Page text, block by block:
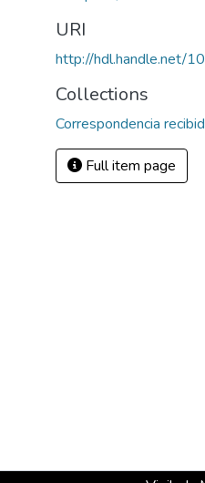
URI
http://hdl.handle.net/
Collections
Correspondencia
Full item page